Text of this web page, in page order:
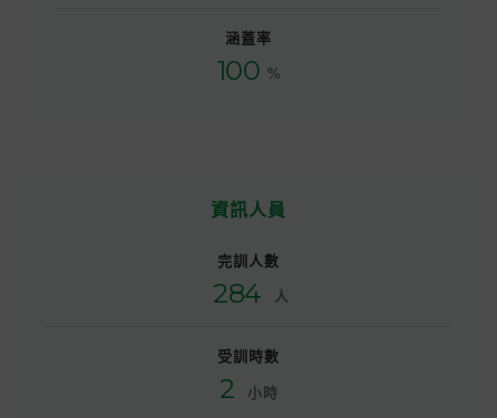
涵蓋率
100 %
資訊人員
完訓人數
284 人
受訓時數
2 小時